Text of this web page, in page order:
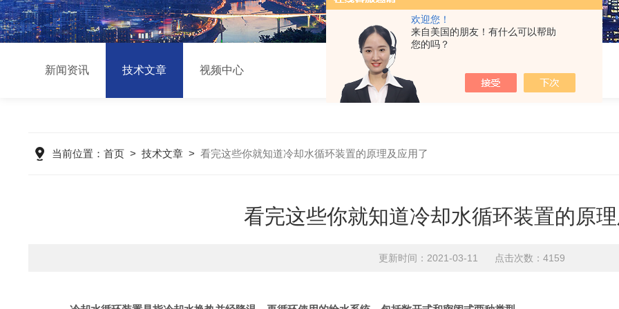
欢迎您！
来自美国的朋友！有什么可以帮助
您的吗？
新闻资讯 技术文章 视频中心
当前位置： 首页> 技术文章> 看完这些你就知道冷却水循环装置的原理及应用了
看完这些你就知道冷却水循环装置的原
更新时间：2021-03-11 点击次数：4159